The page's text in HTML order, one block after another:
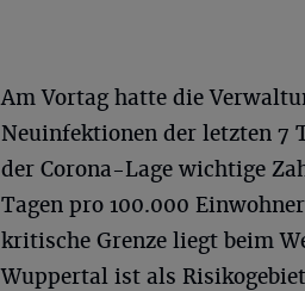
Am Vortag hatte die
Neuinfektionen der letzten 7
der Corona-Lage wichtige
Tagen pro 100.000
kritische Grenze liegt beim
Wuppertal ist als